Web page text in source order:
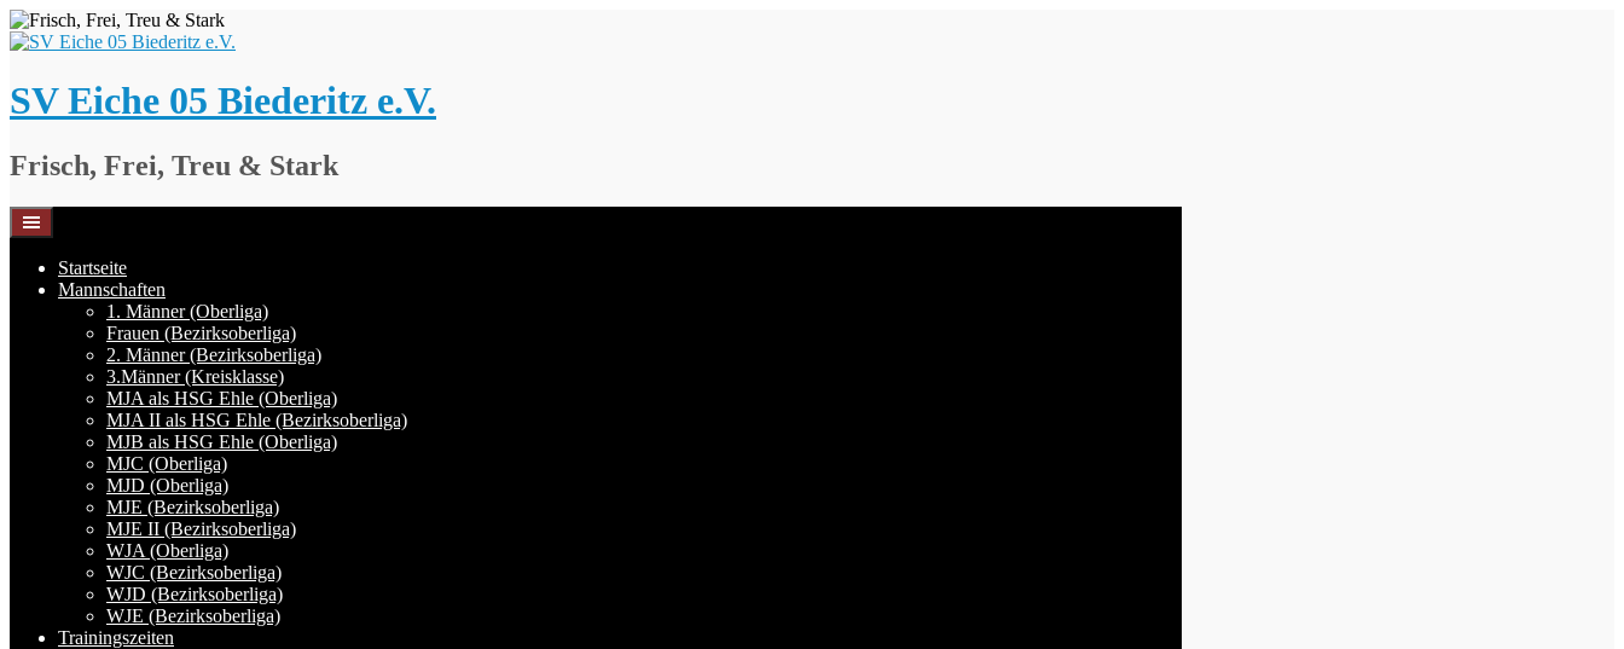
Springe
zum
SV Eiche 05 Biederitz e.V.
Frisch, Frei, Treu & Stark
Startseite
Mannschaften
1. Männer (Oberliga)
Frauen (Bezirksoberliga)
2. Männer (Bezirksoberliga)
3.Männer (Kreisklasse)
MJA als HSG Ehle (Oberliga)
MJA II als HSG Ehle (Bezirksoberliga)
MJB als HSG Ehle (Oberliga)
MJC (Oberliga)
MJD (Oberliga)
MJE (Bezirksoberliga)
MJE II (Bezirksoberliga)
WJA (Oberliga)
WJC (Bezirksoberliga)
WJD (Bezirksoberliga)
WJE (Bezirksoberliga)
Trainingszeiten